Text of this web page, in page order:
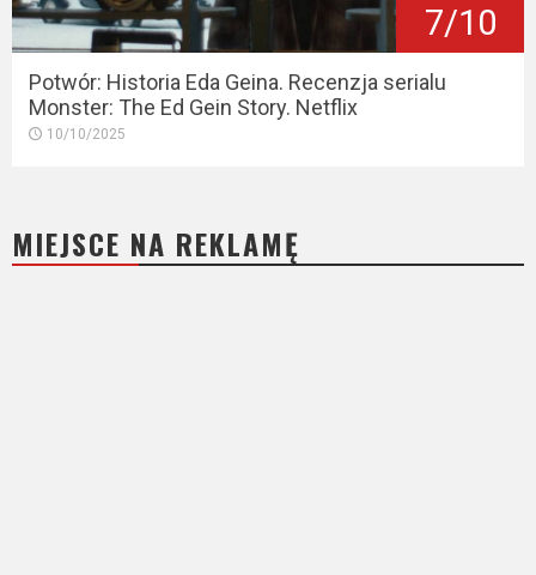
7/10
Potwór: Historia Eda Geina. Recenzja serialu
Monster: The Ed Gein Story. Netflix
10/10/2025
MIEJSCE NA REKLAMĘ